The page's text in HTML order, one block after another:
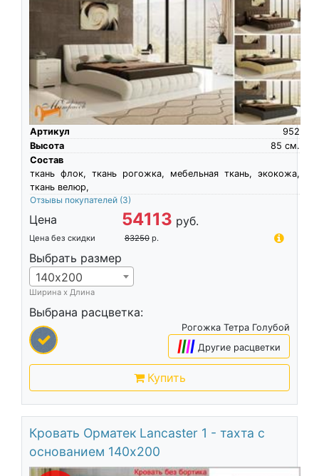
Артикул
952
Высота
см.
85
Состав
ткань флок, ткань рогожка, мебельная ткань, экокожа,
ткань велюр,
Отзывы покупателей (3)
Цена 54113 руб.
Цена без скидки 83250 р.
Выбрать размер
140х200
Ширина х Длина
Выбрана расцветка:
Рогожка Тетра Голубой
|||| Другие расцветки
Купить
Кровать Орматек Lancaster 1 - тахта с
основанием 140х200